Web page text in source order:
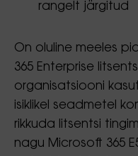
rangelt järgitud
On oluline meeles
365 Enterprise
organisatsiooni
isiklikel seadmetel
rikkuda litsentsi
nagu Microsoft 365